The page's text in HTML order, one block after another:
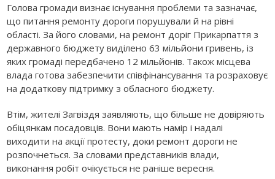
Голова громади визнає існування проблеми та зазначає,
що питання ремонту дороги порушували й на рівні
області. За його словами, на ремонт доріг Прикарпаття з
державного бюджету виділено 63 мільйони гривень, із
яких громаді передбачено 12 мільйонів. Також місцева
влада готова забезпечити співфінансування та розраховує
на додаткову підтримку з обласного бюджету.
Втім, жителі Загвіздя заявляють, що більше не довіряють
обіцянкам посадовців. Вони мають намір і надалі
виходити на акції протесту, доки ремонт дороги не
розпочнеться. За словами представників влади,
виконання робіт очікується не раніше вересня.